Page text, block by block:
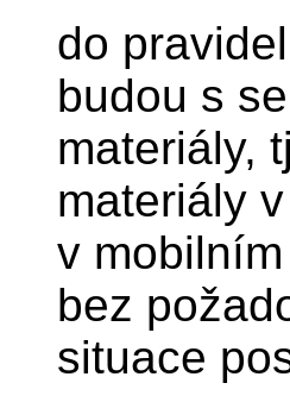
do
budou s
materiály,
materiály
v
bez
situace